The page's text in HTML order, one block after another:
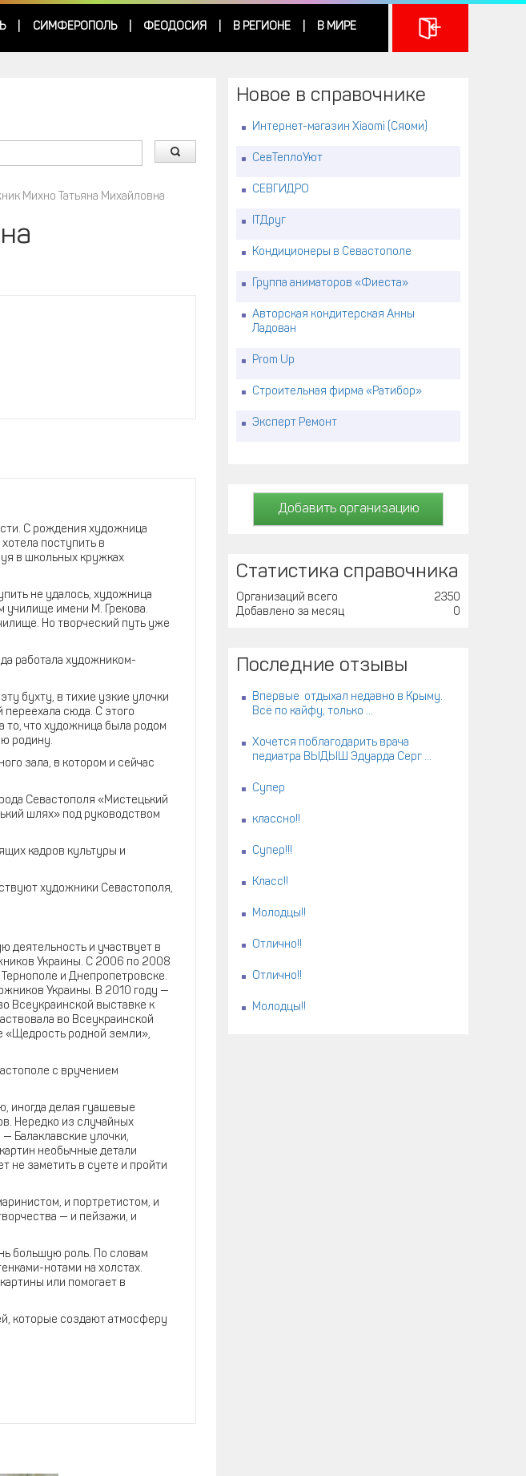
СИМФЕРОПОЛЬ ФЕОДОСИЯ В РЕГИОНЕ В МИРЕ
Михно Татьяна Михайловна
С рождения художница
поступить в
в школьных кружках
не удалось, художница
училище имени М. Грекова.
Но творческий путь уже
работала художником-
бухту, в тихие узкие улочки
переехала сюда. С этого
то, что художница была родом
родину.
зала, в котором и сейчас
Севастополя «Мистецький
шлях» под руководством
кадров культуры и
художники Севастополя,
деятельность и участвует в
Украины. С 2006 по 2008
и Днепропетровске.
Украины. В 2010 году —
Всеукраинской выставке к
во Всеукраинской
«Щедрость родной земли»,
с вручением
иногда делая гуашевые
Нередко из случайных
Балаклавские улочки,
необычные детали
не заметить в суете и пройти
и портретистом, и
— и пейзажи, и
большую роль. По словам
нотами на холстах.
или помогает в
которые создают атмосферу
Новое в справочнике
Интернет-магазин Xiaomi (Сяоми)
СевТеплоУют
СЕВГИДРО
ITДруг
Кондиционеры в Севастополе
Группа аниматоров «Фиеста»
Авторская кондитерская Анны
Ладован
Prom Up
Строительная фирма «Ратибор»
Эксперт Ремонт
Добавить организацию
Статистика справочника
2350
Организаций всего
0
Добавлено за месяц
Последние отзывы
Впервые отдыхал недавно в Крыму.
Всё по кайфу, только ...
Хочется поблагодарить врача
педиатра ВЫДЫШ Эдуарда Серг ...
Супер
классно!!
Супер!!!
Класс!!
Молодцы!!
Отлично!!
Отлично!!
Молодцы!!